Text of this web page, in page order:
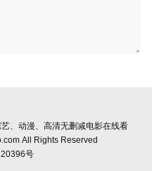
、动漫、高清无删减电影在线看
All Rights Reserved
号